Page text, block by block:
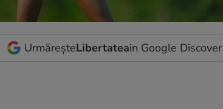
UrmăreșteLibertateain Google Discover